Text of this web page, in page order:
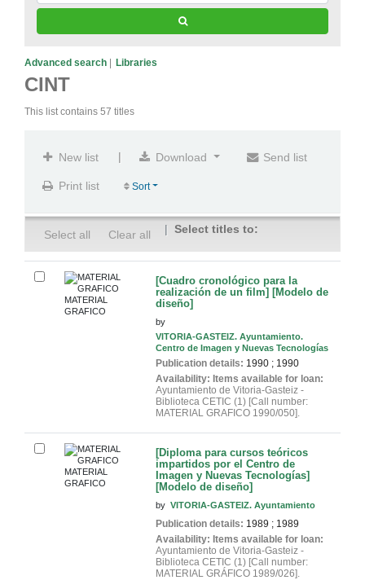
Advanced search Libraries
CINT
This list contains 57 titles
New list | Download Send list
Print list Sort
Select all Clear all Select titles to:
MATERIAL
GRAFICO
[Cuadro cronológico para la
realización de un film] [Modelo de
diseño]
by
VITORIA-GASTEIZ. Ayuntamiento.
Centro de Imagen y Nuevas Tecnologías
Publication details: 1990 ; 1990
Availability: Items available for loan:
Ayuntamiento de Vitoria-Gasteiz -
Biblioteca CETIC (1) Call number:
MATERIAL GRAFICO 1990/050
MATERIAL
GRAFICO
[Diploma para cursos teóricos
impartidos por el Centro de
Imagen y Nuevas Tecnologías]
[Modelo de diseño]
by VITORIA-GASTEIZ. Ayuntamiento
Publication details: 1989 ; 1989
Availability: Items available for loan:
Ayuntamiento de Vitoria-Gasteiz -
Biblioteca CETIC (1) Call number:
MATERIAL GRÁFICO 1989/026